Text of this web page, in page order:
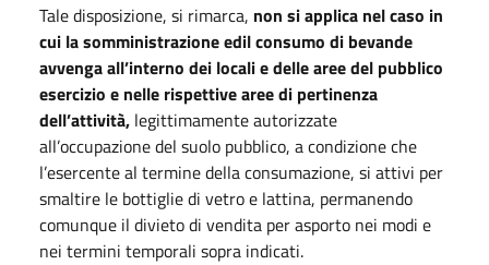
Tale disposizione, si rimarca, non si applica nel caso in
cui la somministrazione edil consumo di bevande
avvenga all’interno dei locali e delle aree del pubblico
esercizio e nelle rispettive aree di pertinenza
dell’attività, legittimamente autorizzate
all’occupazione del suolo pubblico, a condizione che
l’esercente al termine della consumazione, si attivi per
smaltire le bottiglie di vetro e lattina, permanendo
comunque il divieto di vendita per asporto nei modi e
nei termini temporali sopra indicati.